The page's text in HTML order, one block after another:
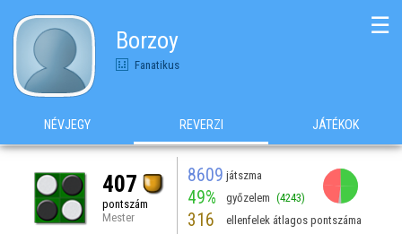
Borzoy
Fanatikus
☰
NÉVJEGY REVERZI JÁTÉKOK
407
pontszám
Mester
8609 játszma
49% győzelem (4243)
316 ellenfelek átlagos pontszáma